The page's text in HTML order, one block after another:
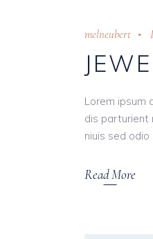
melneubert
Lorem ipsum
dis parturient
niuis sed
Read More